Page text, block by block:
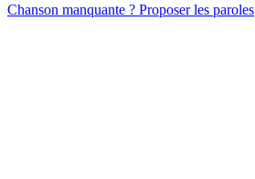
Chanson manquante ? Proposer les paroles